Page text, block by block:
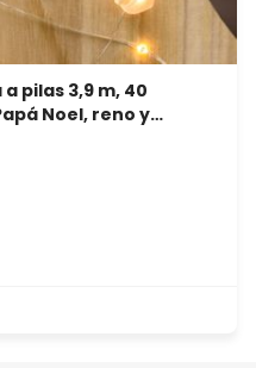
pilas 3,9 m, 40
Noel, reno y
blanco cálido